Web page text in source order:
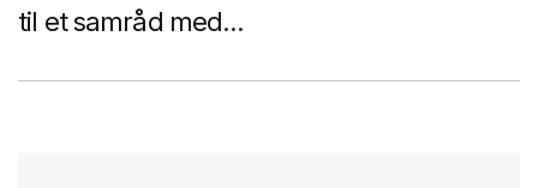
til et samråd med...